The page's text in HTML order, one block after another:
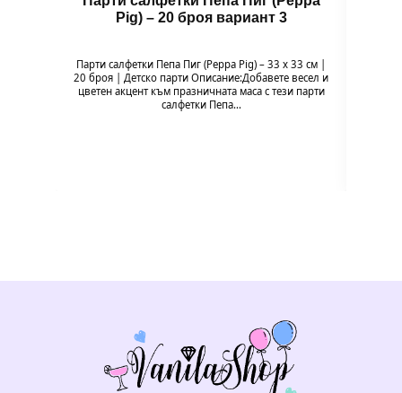
Pig) – 20 броя вариант 3
Парти салфетки Пепа Пиг (Peppa Pig) – 33 x 33 см |
20 броя | Детско парти Описание:Добавете весел и
цветен акцент към празничната маса с тези парти
салфетки Пепа…